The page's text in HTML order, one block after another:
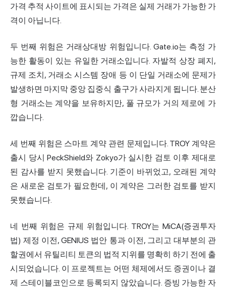
가격 추적 사이트에 표시되는 가격은 실제 거래가 가능한 가
격이 아닙니다.
두 번째 위험은 거래상대방 위험입니다. Gate.io는 측정 가
능한 활동이 있는 유일한 거래소입니다. 자발적 상장 폐지,
규제 조치, 거래소 시스템 장애 등 이 단일 거래소에 문제가
발생하면 마지막 중앙 집중식 출구가 사라지게 됩니다. 분산
형 거래소는 계약을 보유하지만, 풀 규모가 거의 제로에 가
깝습니다.
세 번째 위험은 스마트 계약 관련 문제입니다. TROY 계약은
출시 당시 PeckShield와 Zokyo가 실시한 검토 이후 제대로
된 감사를 받지 못했습니다. 기준이 바뀌었고, 오래된 계약
은 새로운 검토가 필요한데, 이 계약은 그러한 검토를 받지
못했습니다.
네 번째 위험은 규제 위험입니다. TROY는 MiCA(증권투자
법) 제정 이전, GENIUS 법안 통과 이전, 그리고 대부분의 관
할권에서 유틸리티 토큰의 법적 지위를 명확히 하기 전에 출
시되었습니다. 이 프로젝트는 어떤 체제에서도 증권이나 결
제 스테이블코인으로 등록되지 않았습니다. 증빙 가능한 자